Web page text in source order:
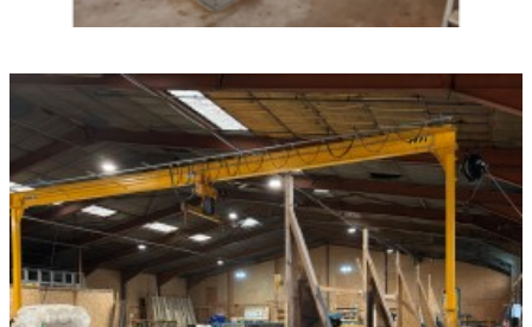
Conception, fabrication et livraison d’un portique motorisé